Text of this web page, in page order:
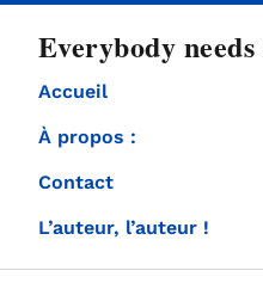
Everybody
Accueil
À propos :
Contact
L’auteur, l’auteur !